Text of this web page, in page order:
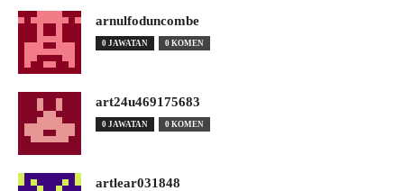
arnulfoduncombe
0 JAWATAN 0 KOMEN
art24u469175683
0 JAWATAN 0 KOMEN
artlear031848